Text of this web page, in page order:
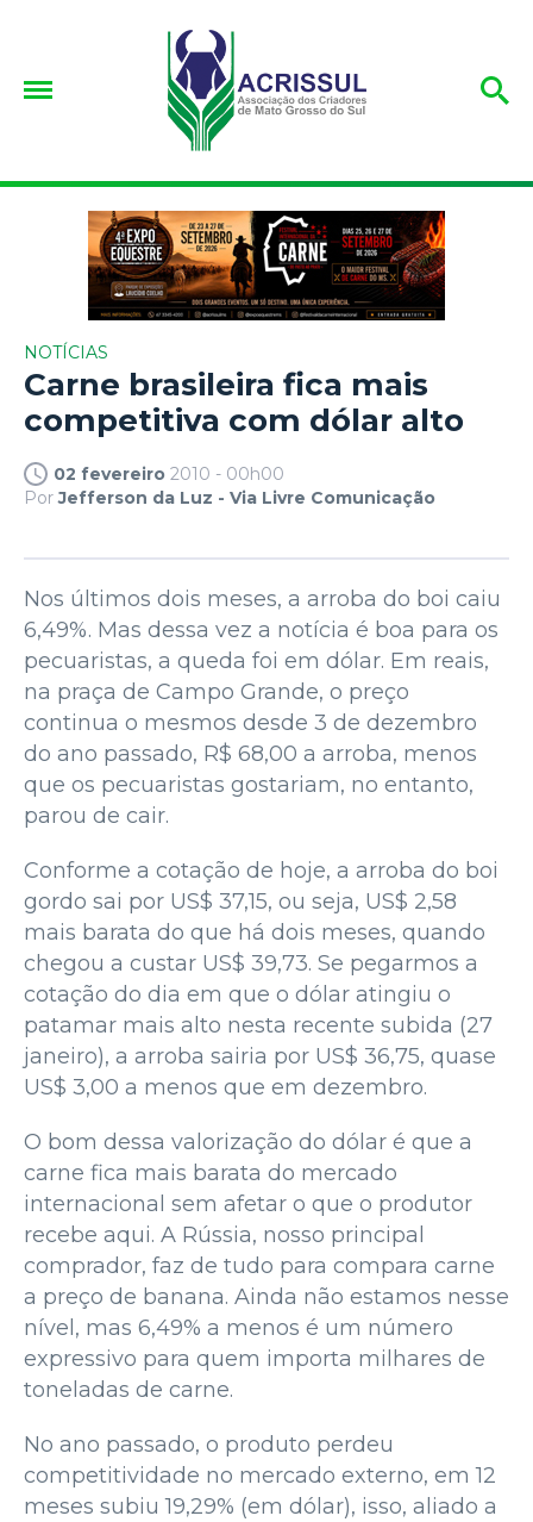
NOTÍCIAS
Carne brasileira fica mais
competitiva com dólar alto
02 fevereiro 2010 - 00h00
PorJefferson da Luz - Via Livre Comunicação
Nos últimos dois meses, a arroba do boi caiu
6,49%. Mas dessa vez a notícia é boa para os
pecuaristas, a queda foi em dólar. Em reais,
na praça de Campo Grande, o preço
continua o mesmos desde 3 de dezembro
do ano passado, R$ 68,00 a arroba, menos
que os pecuaristas gostariam, no entanto,
parou de cair.
Conforme a cotação de hoje, a arroba do boi
gordo sai por US$ 37,15, ou seja, US$ 2,58
mais barata do que há dois meses, quando
chegou a custar US$ 39,73. Se pegarmos a
cotação do dia em que o dólar atingiu o
patamar mais alto nesta recente subida (27
janeiro), a arroba sairia por US$ 36,75, quase
US$ 3,00 a menos que em dezembro.
O bom dessa valorização do dólar é que a
carne fica mais barata do mercado
internacional sem afetar o que o produtor
recebe aqui. A Rússia, nosso principal
comprador, faz de tudo para compara carne
a preço de banana. Ainda não estamos nesse
nível, mas 6,49% a menos é um número
expressivo para quem importa milhares de
toneladas de carne.
No ano passado, o produto perdeu
competitividade no mercado externo, em 12
meses subiu 19,29% (em dólar), isso, aliado a